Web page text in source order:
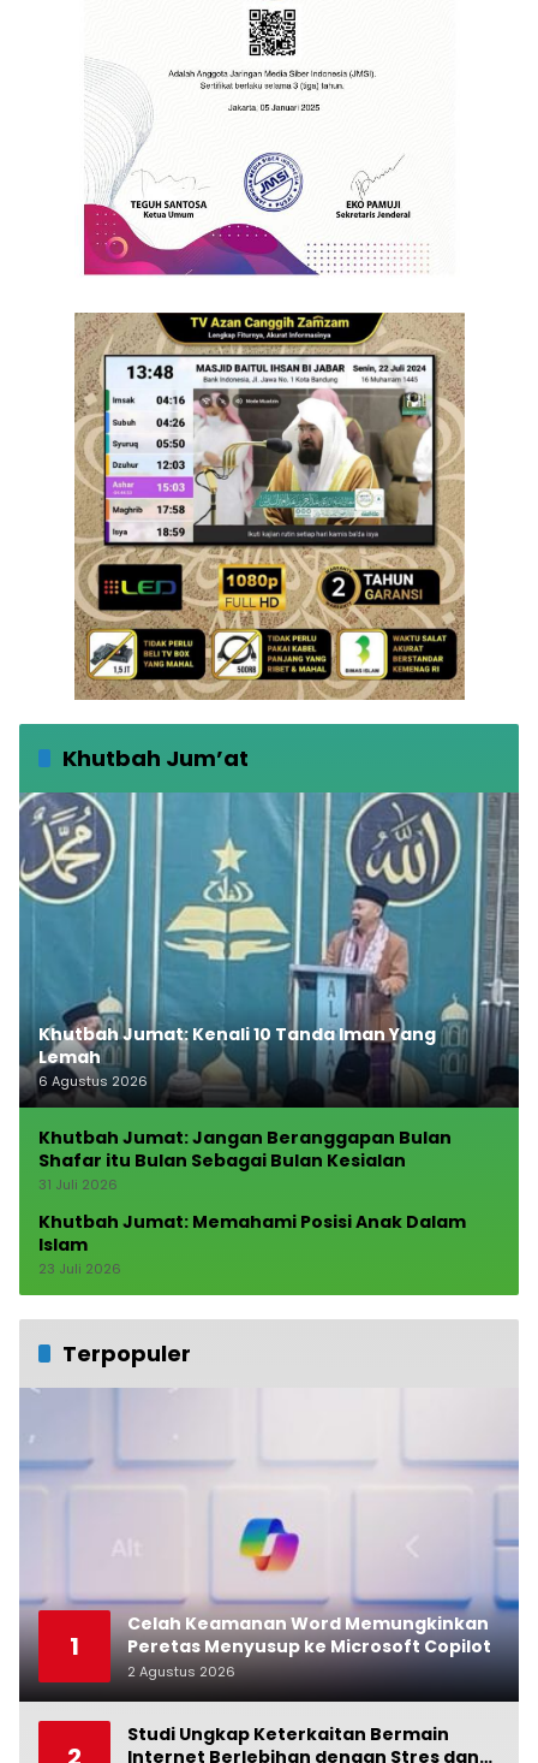
Khutbah Jum’at
Khutbah Jumat: Kenali 10 Tanda Iman Yang
Lemah
6 Agustus 2026
Khutbah Jumat: Jangan Beranggapan Bulan
Shafar itu Bulan Sebagai Bulan Kesialan
31 Juli 2026
Khutbah Jumat: Memahami Posisi Anak Dalam
Islam
23 Juli 2026
Terpopuler
1
Celah Keamanan Word Memungkinkan
Peretas Menyusup ke Microsoft Copilot
2 Agustus 2026
Studi Ungkap Keterkaitan Bermain
Internet Berlebihan dengan Stres dan